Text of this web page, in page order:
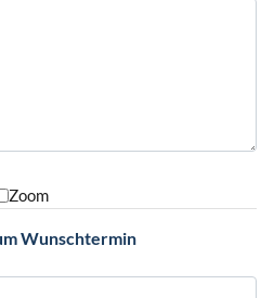
Zoom
Wunschtermin